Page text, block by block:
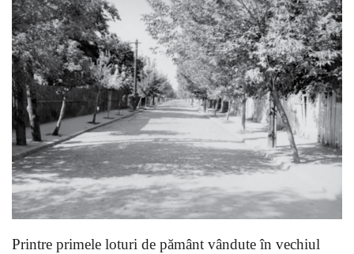
Printre primele loturi de pământ vândute în vechiul